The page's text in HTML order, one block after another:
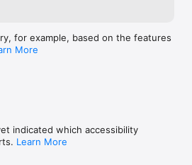
for example, based on the features
More
indicated which accessibility
Learn More